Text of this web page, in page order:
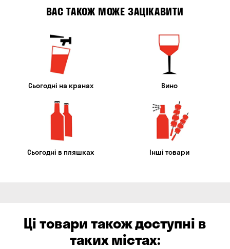
ВАС ТАКОЖ МОЖЕ ЗАЦІКАВИТИ
Сьогодні на кранах Вино
Сьогодні в пляшках Інші товари
Ці товари також доступні в
таких містах: